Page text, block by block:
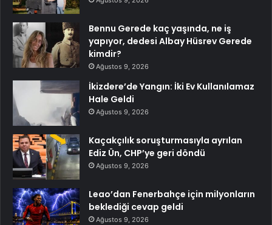
Bennu Gerede kaç yaşında, ne iş
yapıyor, dedesi Albay Hüsrev Gerede
kimdir?
Ağustos 9, 2026
İkizdere’de Yangın: İki Ev Kullanılamaz
Hale Geldi
Ağustos 9, 2026
Kaçakçılık soruşturmasıyla ayrılan
Ediz Ün, CHP’ye geri döndü
Ağustos 9, 2026
Leao’dan Fenerbahçe için milyonların
beklediği cevap geldi
Ağustos 9, 2026